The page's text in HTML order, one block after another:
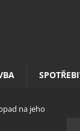
na jeho